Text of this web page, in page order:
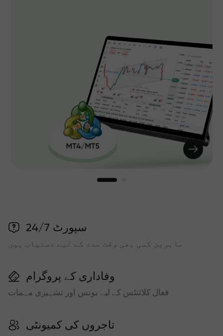
سپورٹ 24/7
ماہرین کسی بھی وقت مدد کے لیے دستیاب ہیں
وفاداری کے پروگرام
فعال کلائنٹس کے لیے بونس اور تشہیری مہمات
تاجروں کی کمیونٹی